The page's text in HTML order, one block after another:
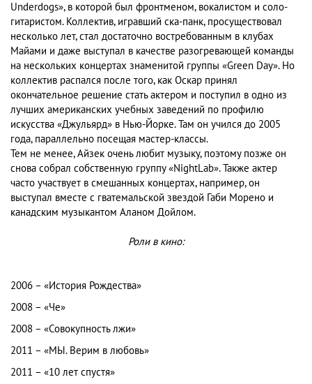
Underdogs», в которой был фронтменом, вокалистом и соло-
гитаристом. Коллектив, игравший ска-панк, просуществовал
несколько лет, стал достаточно востребованным в клубах
Майами и даже выступал в качестве разогревающей команды
на нескольких концертах знаменитой группы «Green Day». Но
коллектив распался после того, как Оскар принял
окончательное решение стать актером и поступил в одно из
лучших американских учебных заведений по профилю
искусства «Джульярд» в Нью-Йорке. Там он учился до 2005
года, параллельно посещая мастер-классы.
Тем не менее, Айзек очень любит музыку, поэтому позже он
снова собрал собственную группу «NightLab». Также актер
часто участвует в смешанных концертах, например, он
выступал вместе с гватемальской звездой Габи Морено и
канадским музыкантом Аланом Дойлом.
Роли в кино:
2006 – «История Рождества»
2008 – «Че»
2008 – «Совокупность лжи»
2011 – «МЫ. Верим в любовь»
2011 – «10 лет спустя»